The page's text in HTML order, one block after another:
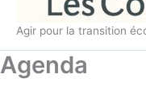
Agir pour la transition
Agenda